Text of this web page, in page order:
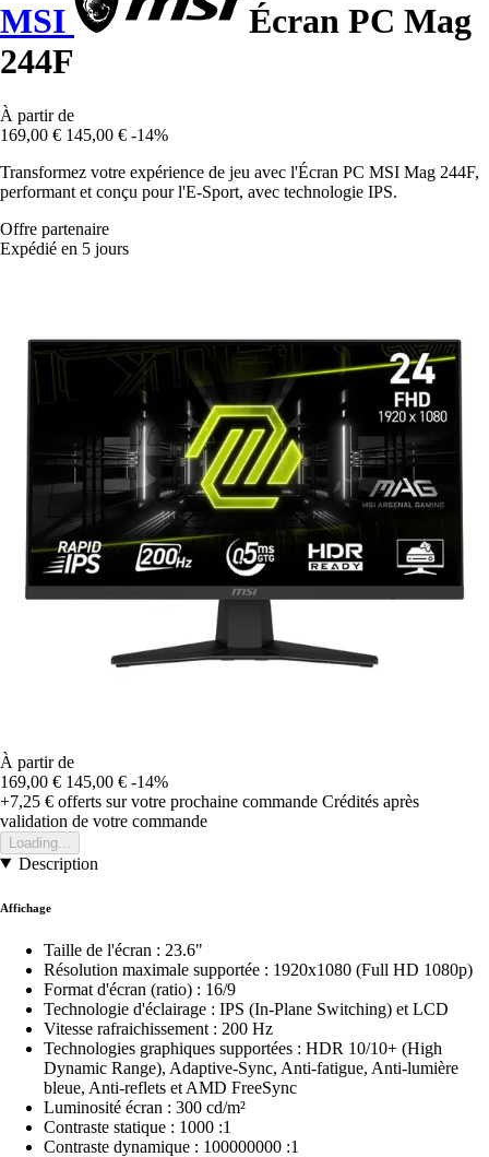
MSI
Écran PC Mag
244F
À partir de
169,00 € 145,00 € -14%
Transformez votre expérience de jeu avec l'Écran PC MSI Mag 244F,
performant et conçu pour l'E-Sport, avec technologie IPS.
Offre partenaire
Expédié en 5 jours
À partir de
169,00 € 145,00 € -14%
+7,25 € offerts sur votre prochaine commande Crédités après
validation de votre commande
Loading...
Description
Affichage
Taille de l'écran : 23.6"
Résolution maximale supportée : 1920x1080 (Full HD 1080p)
Format d'écran (ratio) : 16/9
Technologie d'éclairage : IPS (In-Plane Switching) et LCD
Vitesse rafraichissement : 200 Hz
Technologies graphiques supportées : HDR 10/10+ (High
Dynamic Range), Adaptive-Sync, Anti-fatigue, Anti-lumière
bleue, Anti-reflets et AMD FreeSync
Luminosité écran : 300 cd/m²
Contraste statique : 1000 :1
Contraste dynamique : 100000000 :1